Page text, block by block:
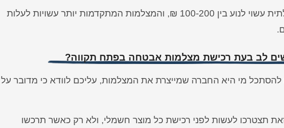
העלות ההתחלתית עשוי לנוע בין 100-200 ₪, והמצלמות המתקדמות יותר עשויות לעלות
לב בעת רכישת מצלמות אבטחה בפתח תקווה?
מי היא החברה שמייצרת את המצלמות, עליכם לוודא כי מדובר על
תצטרכו לעשות לפני רכישת כל מוצר חשמלי, ולא רק כאשר תרכשו